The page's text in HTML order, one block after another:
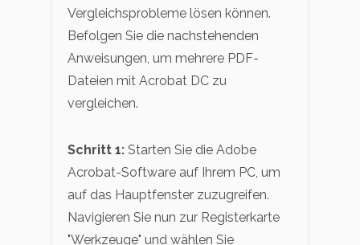
Vergleichsprobleme lösen können.
Befolgen Sie die nachstehenden
Anweisungen, um mehrere PDF-
Dateien mit Acrobat DC zu
vergleichen.
Schritt 1: Starten Sie die Adobe
Acrobat-Software auf Ihrem PC, um
auf das Hauptfenster zuzugreifen.
Navigieren Sie nun zur Registerkarte
"Werkzeuge" und wählen Sie